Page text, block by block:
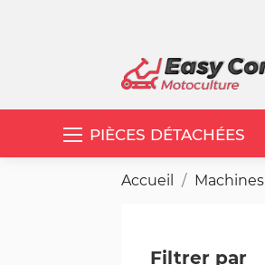
PIÈCES DÉTACHÉES
Accueil Machines
Filtrer par